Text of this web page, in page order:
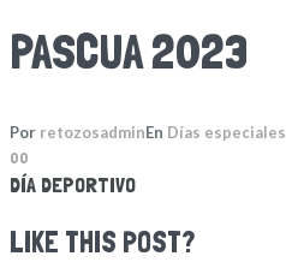
PASCUA 2023
Por retozosadminEn Días especiales
00
DÍA DEPORTIVO
LIKE THIS POST?